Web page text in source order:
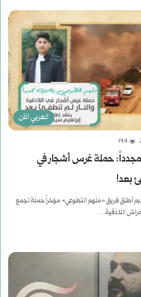
العربي الآن
194
حملة غرس أشجار في
بعد!
أطلق فريق «ملهم التطوعي» مؤخراً حملة لجمع
اللاذقية…